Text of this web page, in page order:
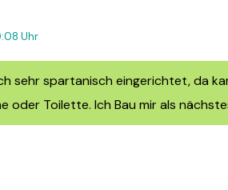
Uhr
sehr spartanisch eingerichtet, da
oder Toilette. Ich Bau mir als